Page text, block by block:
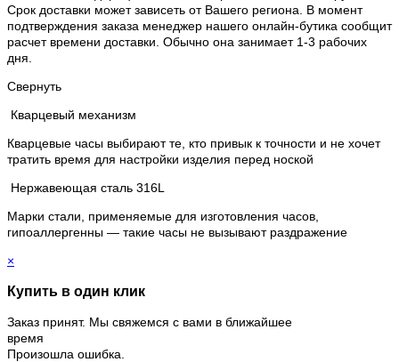
Срок доставки может зависеть от Вашего региона. В момент
подтверждения заказа менеджер нашего онлайн-бутика сообщит
расчет времени доставки. Обычно она занимает 1-3 рабочих
дня.
Свернуть
Кварцевый механизм
Кварцевые часы выбирают те, кто привык к точности и не хочет
тратить время для настройки изделия перед ноской
Нержавеющая сталь 316L
Марки стали, применяемые для изготовления часов,
гипоаллергенны — такие часы не вызывают раздражение
×
Купить в один клик
Заказ принят. Мы свяжемся с вами в ближайшее
время
Произошла ошибка.